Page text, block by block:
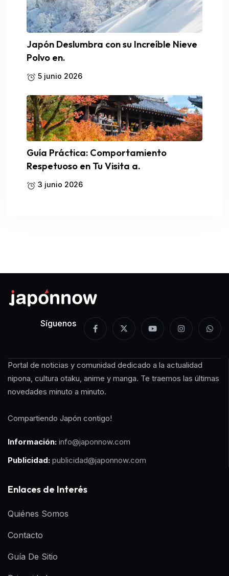
Japón Deslumbra con su Increíble Nieve
Polvo en.
5 junio 2026
Guía Práctica: Comportamiento
Respetuoso en Tu Visita a.
3 junio 2026
Síguenos
Portal de noticias y comunidad dedicado a la actualidad
nipona, cultura otaku, anime y manga. Te traemos las últimas
novedades minuto a minuto.
Compartiendo Japón contigo!
Información: info@japonnow.com
Publicidad: publicidad@japonnow.com
Enlaces de Interés
Quiénes Somos
Contacto
Guía De Sitio